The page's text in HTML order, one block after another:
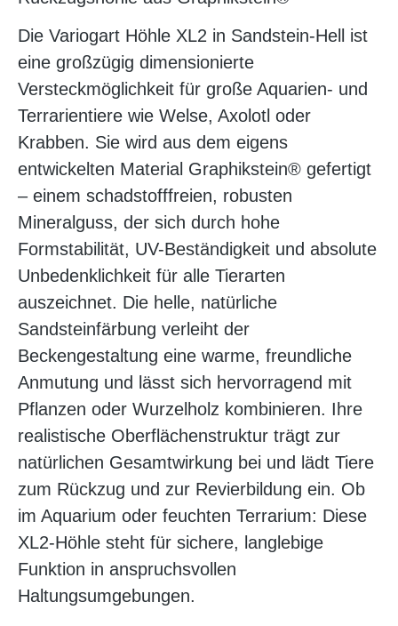
Die Variogart Höhle XL2 in Sandstein-Hell ist
eine großzügig dimensionierte
Versteckmöglichkeit für große Aquarien- und
Terrarientiere wie Welse, Axolotl oder
Krabben. Sie wird aus dem eigens
entwickelten Material Graphikstein® gefertigt
– einem schadstofffreien, robusten
Mineralguss, der sich durch hohe
Formstabilität, UV-Beständigkeit und absolute
Unbedenklichkeit für alle Tierarten
auszeichnet. Die helle, natürliche
Sandsteinfärbung verleiht der
Beckengestaltung eine warme, freundliche
Anmutung und lässt sich hervorragend mit
Pflanzen oder Wurzelholz kombinieren. Ihre
realistische Oberflächenstruktur trägt zur
natürlichen Gesamtwirkung bei und lädt Tiere
zum Rückzug und zur Revierbildung ein. Ob
im Aquarium oder feuchten Terrarium: Diese
XL2-Höhle steht für sichere, langlebige
Funktion in anspruchsvollen
Haltungsumgebungen.